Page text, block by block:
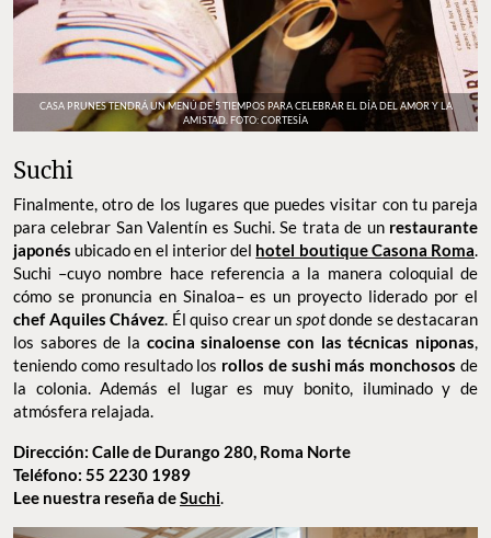
CASA PRUNES TENDRÁ UN MENÚ DE 5 TIEMPOS PARA CELEBRAR EL DÍA DEL AMOR Y LA
AMISTAD. FOTO: CORTESÍA
Suchi
Finalmente, otro de los lugares que puedes visitar con tu pareja
para celebrar San Valentín es Suchi. Se trata de un restaurante
japonés ubicado en el interior del hotel boutique Casona Roma.
Suchi –cuyo nombre hace referencia a la manera coloquial de
cómo se pronuncia en Sinaloa– es un proyecto liderado por el
chef Aquiles Chávez. Él quiso crear un spotdonde se destacaran
los sabores de la cocina sinaloense con las técnicas niponas,
teniendo como resultado los rollos de sushi más monchososde
la colonia. Además el lugar es muy bonito, iluminado y de
atmósfera relajada.
Dirección: Calle de Durango 280, Roma Norte
Teléfono: 55 2230 1989
Lee nuestra reseña deSuchi.